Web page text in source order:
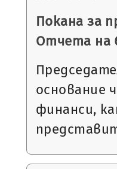
Покана за
Отчета на
основание
финанси,